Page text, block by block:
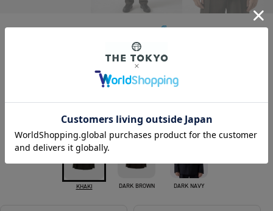
THE TOKYO
Calm Skin Single Easy Jacket
￥49,500
450ポイント付与
カラー
KHAKI DARK BROWN DARK NAVY